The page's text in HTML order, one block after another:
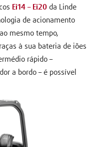
Ei14 – Ei20 da Linde
de acionamento
mesmo tempo,
à sua bateria de iões
rápido –
a bordo – é possível